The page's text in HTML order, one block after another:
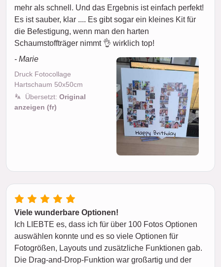
mehr als schnell. Und das Ergebnis ist einfach perfekt!
Es ist sauber, klar .... Es gibt sogar ein kleines Kit für
die Befestigung, wenn man den harten
Schaumstoffträger nimmt 👌 wirklich top!
- Marie
Druck Fotocollage
Hartschaum 50x50cm
Übersetzt: Original
anzeigen (fr)
Viele wunderbare Optionen!
Ich LIEBTE es, dass ich für über 100 Fotos Optionen
auswählen konnte und es so viele Optionen für
Fotogrößen, Layouts und zusätzliche Funktionen gab.
Die Drag-and-Drop-Funktion war großartig und der